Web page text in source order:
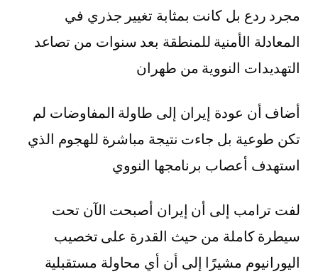
مجرد ردع بل كانت بمثابة تغيير جذري في
المعادلة الأمنية للمنطقة بعد سنوات من تصاعد
التهديدات النووية من طهران
أضاف أن عودة إيران إلى طاولة المفاوضات لم
تكن طوعية بل جاءت نتيجة مباشرة للهجوم الذي
استهدف أعصاب برنامجها النووي
لفت ترامب إلى أن إيران أصبحت الآن تحت
سيطرة كاملة من حيث القدرة على تخصيب
اليورانيوم مشيرًا إلى أن أي محاولة مستقبلية